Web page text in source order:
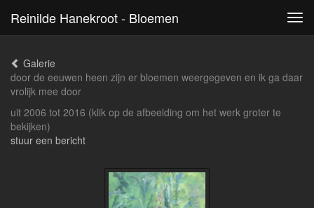
Reinilde Hanekroot - Bloemen
Galerie
door de eeuwen heen zijn er bloemen weergegeven en ik ga daar
vrolijk mee door
uit 2006 tot 2016 (klik op de afbeelding om het werk groter te
bekijken)
stuur een bericht